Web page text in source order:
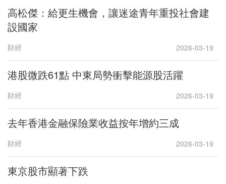
高松傑：給更生機會，讓迷途青年重投社會建
設國家
財經 2026-03-19
港股微跌61點 中東局勢衝擊能源股活躍
財經 2026-03-19
去年香港金融保險業收益按年增約三成
財經 2026-03-19
東京股市顯著下跌